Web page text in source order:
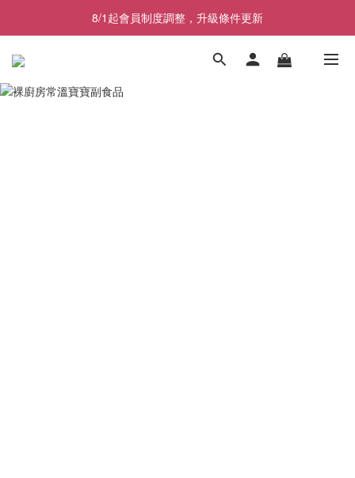
8/1起會員制度調整，升級條件更新
8/1起會員制度調整，升級條件更新
即日起至8/23暑假檔期優惠活動
副食品五入裝任選兩盒折100元, 五盒折400元